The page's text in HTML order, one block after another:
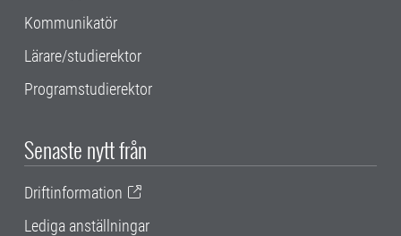
Kommunikatör
Lärare/studierektor
Programstudierektor
Senaste nytt från
Driftinformation
Lediga anställningar